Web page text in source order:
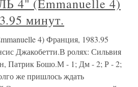
(Emmanuelle 4)
минут.
4) Франция, 1983.95
Джакобетти.В ролях: Сильвия
Патрик Бошо.М - 1; Дм - 2; Р - 2;
же пришлось ждать